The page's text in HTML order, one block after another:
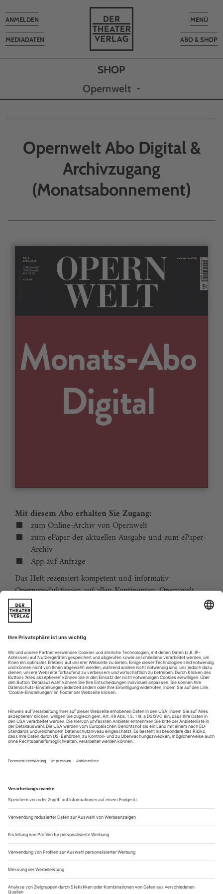
Toggle
MENÜ
ABO & SHOP
MEDIADATEN
Toggle
navigation
ANMELDEN
Opernwelt
Opernwelt Abo Digital &
Archivzugang
(Monatsabonnement)
Mit diesem Abo erhalten Sie Zugang:
zum Online-Archiv von Opernwelt
zum ePaper der aktuellen Ausgabe und zum ePaper-
Archiv
App auf Anfrage
Das Heft rezensiert kompetent und informativ
Opernproduktionen auf allen Kontinenten. Opernwelt
zeigt die Welt hinter der Bühne, befragt die Macher und
verfolgt die Kulturpolitik. Große Themenblöcke
behandeln die Geschichte der Oper, bedeutende
Komponisten und die interessantesten Aspekte des
internationalen Musiklebens. Die Premierenvorschau
animiert zu Opernreisen in alle Welt.
Sie erhalten Zugang zum Online-Archiv von Opernwelt
und können sowohl das aktuelle ePaper als auch das
ePaper-Archiv über Ihren Account auf www.der-
theaterverlag.de einsehen. Zugang zur App auf Anfrage.
Das Abonnement hat eine Laufzeit von einem Monat und
verlängert sich jeweils um einen weiteren Monat, sofern
es nicht vom Kunden auf der Seite „Mein Konto/Meine
Bestellungen“ auf www.der-theaterverlag.de gekündigt
in Kraft.
Aus steuerlichen Gründen abweichende Preise für Käufe
außerhalb Deutschlands (Endpreis vor Auslösen der Bestellung
ersichtlich)
9,99 €